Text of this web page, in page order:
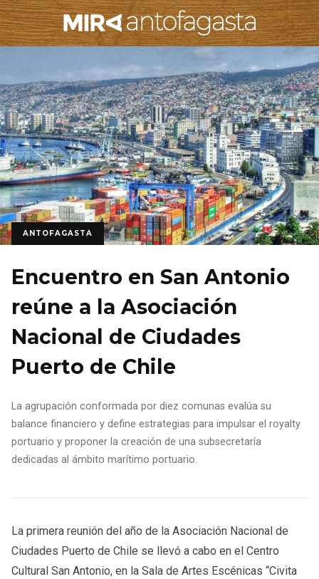
ANTOFAGASTA
Encuentro en San Antonio
reúne a la Asociación
Nacional de Ciudades
Puerto de Chile
La agrupación conformada por diez comunas evalúa su
balance financiero y define estrategias para impulsar el royalty
portuario y proponer la creación de una subsecretaría
dedicadas al ámbito marítimo portuario.
La primera reunión del año de la Asociación Nacional de
Ciudades Puerto de Chile se llevó a cabo en el Centro
Cultural San Antonio, en la Sala de Artes Escénicas “Civita